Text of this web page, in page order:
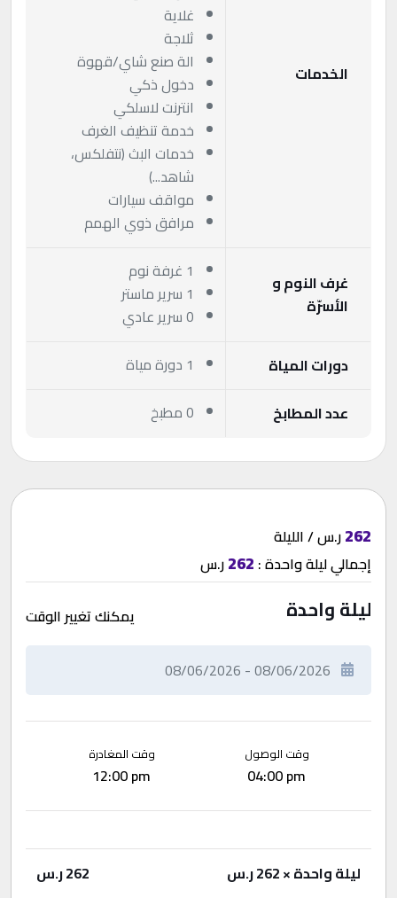
الخدمات
غلاية
ثلاجة
الة صنع شاي/قهوة
دخول ذكي
انترنت لاسلكي
خدمة تنظيف الغرف
خدمات البث (نتفلكس،
شاهد...)
مواقف سيارات
مرافق ذوي الهمم
غرف النوم و
الأسرّة
1 غرفة نوم
1 سرير ماستر
0 سرير عادي
دورات المياة
1 دورة مياة
عدد المطابخ
0 مطبخ
262ر.س / الليلة
إجماليليلة واحدة:
262ر.س
ليلة واحدة يمكنك تغيير الوقت
وقت الوصول
04:00 pm
وقت المغادرة
12:00 pm
ليلة واحدة× 262 ر.س 262ر.س